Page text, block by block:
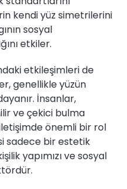
kendi yüz simetrilerini
sosyal
etkiler.
etkileşimleri de
genellikle yüzün
İnsanlar,
ve çekici bulma
önemli bir rol
sadece bir estetik
yapımızı ve sosyal